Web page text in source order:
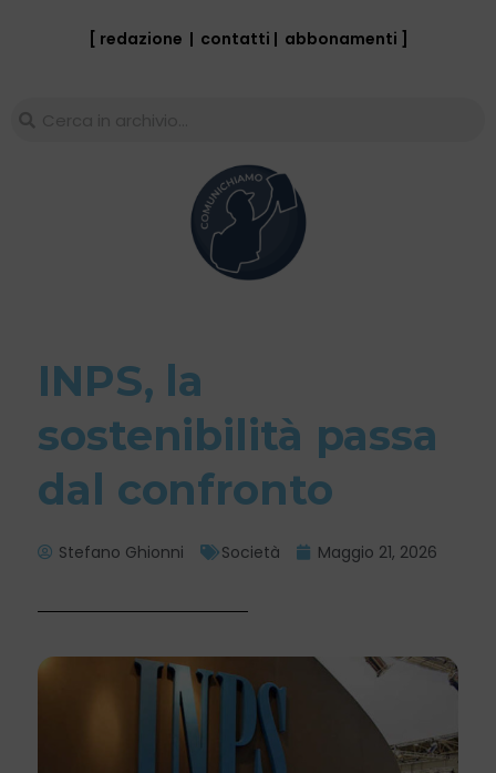
[ redazione | contatti | abbonamenti ]
INPS, la
sostenibilità passa
dal confronto
Stefano Ghionni Società Maggio 21, 2026